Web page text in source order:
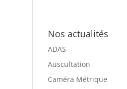
Nos actualités
ADAS
Auscultation
Caméra Métrique